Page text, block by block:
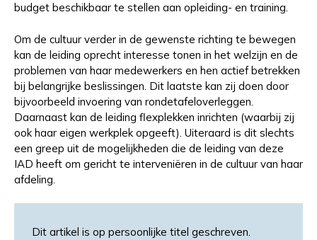
budget beschikbaar te stellen aan opleiding- en training.
Om de cultuur verder in de gewenste richting te bewegen
kan de leiding oprecht interesse tonen in het welzijn en de
problemen van haar medewerkers en hen actief betrekken
bij belangrijke beslissingen. Dit laatste kan zij doen door
bijvoorbeeld invoering van rondetafeloverleggen.
Daarnaast kan de leiding flexplekken inrichten (waarbij zij
ook haar eigen werkplek opgeeft). Uiteraard is dit slechts
een greep uit de mogelijkheden die de leiding van deze
IAD heeft om gericht te interveniëren in de cultuur van haar
afdeling.
Dit artikel is op persoonlijke titel geschreven.